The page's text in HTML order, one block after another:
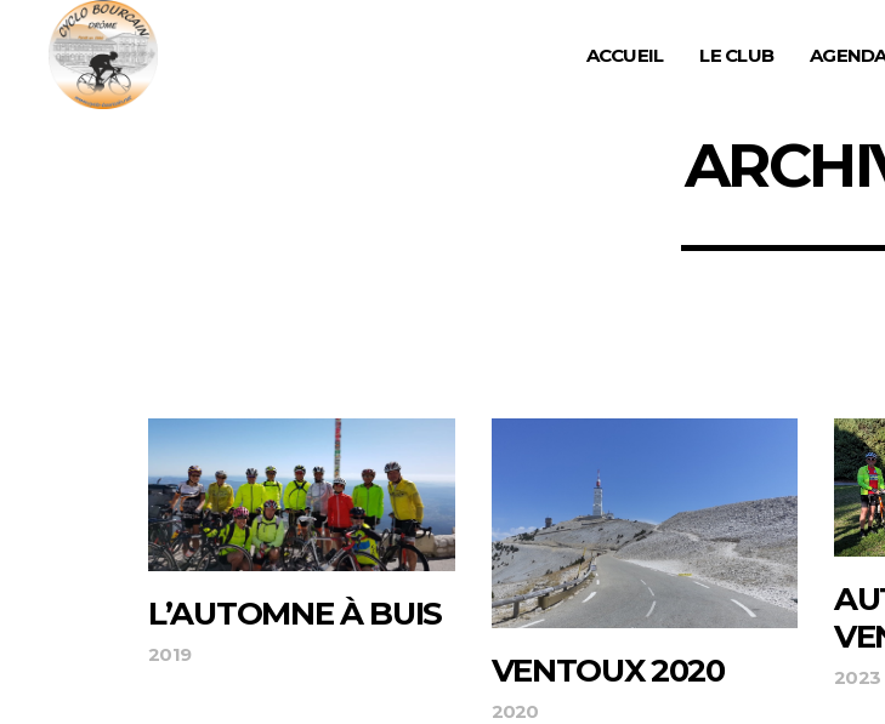
ACCUEIL LE CLUB
L’AUTOMNE À BUIS
2019 VENTOUX 2020
2020
2023